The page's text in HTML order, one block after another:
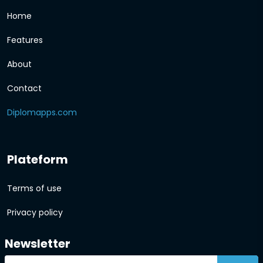
Home
Features
About
Contact
Diplomapps.com
Plateform
Terms of use
Privacy policy
Newsletter